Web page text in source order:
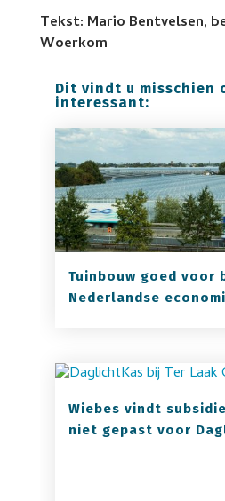
Tekst: Mario Bentvelsen,
Woerkom
Dit vindt u misschien
interessant:
Tuinbouw goed voor
Nederlandse
Wiebes vindt
niet gepast voor